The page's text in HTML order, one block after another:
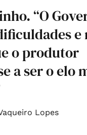
“O
e
o produtor
a ser o elo
Lopes